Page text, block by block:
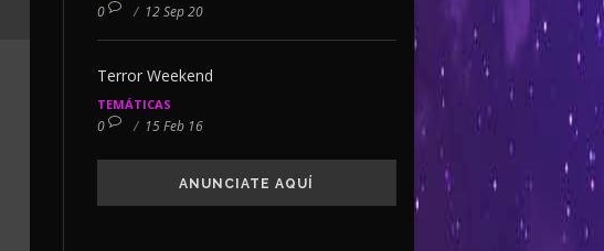
0 / 12 Sep 20
Terror Weekend
TEMÁTICAS
0 / 15 Feb 16
ANUNCIATE AQUÍ